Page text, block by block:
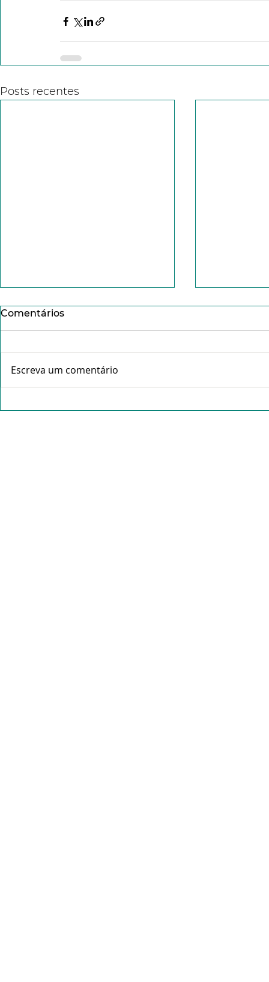
Posts recentes
Comentários
Escreva um comentário